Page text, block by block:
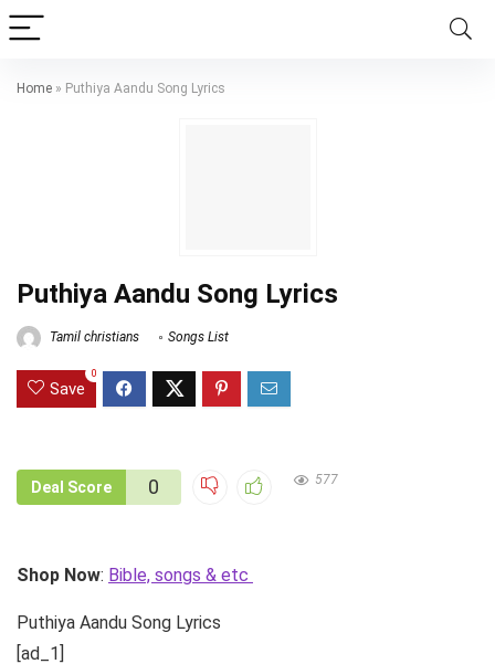
Home » Puthiya Aandu Song Lyrics
Puthiya Aandu Song Lyrics
Tamil christians Songs List
Save
0
Deal Score 0 577
Shop Now: Bible, songs & etc
Puthiya Aandu Song Lyrics
[ad_1]